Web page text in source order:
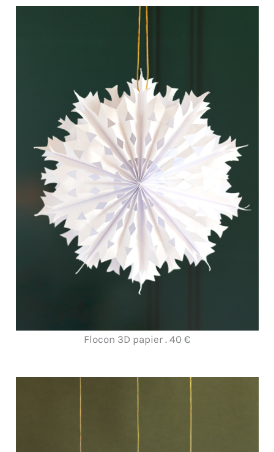
Flocon 3D papier . 40 €